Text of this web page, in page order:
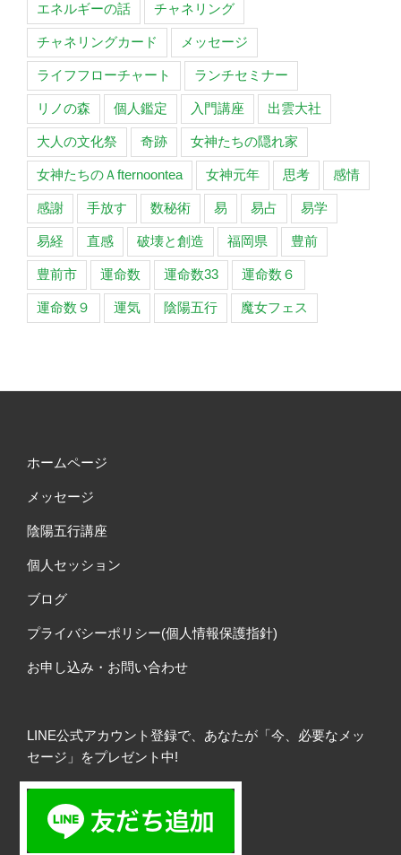
エネルギーの話 チャネリング
チャネリングカード メッセージ
ライフフローチャート ランチセミナー
リノの森 個人鑑定 入門講座 出雲大社
大人の文化祭 奇跡 女神たちの隠れ家
女神たちのＡfternoontea 女神元年 思考 感情
感謝 手放す 数秘術 易 易占 易学
易経 直感 破壊と創造 福岡県 豊前
豊前市 運命数 運命数33 運命数６
運命数９ 運気 陰陽五行 魔女フェス
ホームページ
メッセージ
陰陽五行講座
個人セッション
ブログ
プライバシーポリシー(個人情報保護指針)
お申し込み・お問い合わせ
LINE公式アカウント登録で、あなたが「今、必要なメッ
セージ」をプレゼント中!